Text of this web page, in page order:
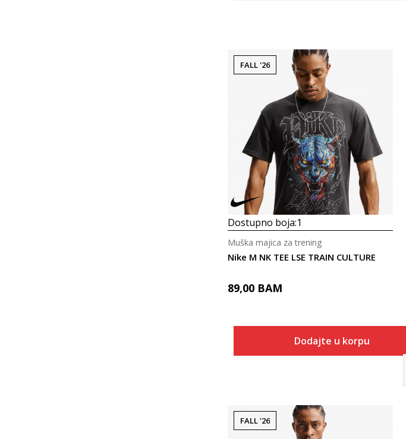
Uporedi
FALL '26
Dostupno boja:1
Nike M NK TEE LSE TRAIN CULTURE
Muška majica za trening
89,00 BAM
Dodajte u korpu
FALL '26